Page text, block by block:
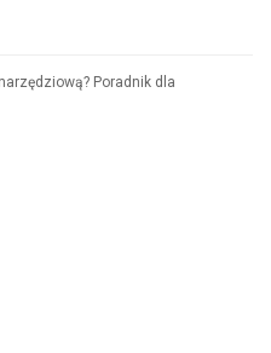
Poradnik dla